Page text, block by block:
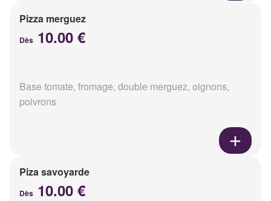
Pizza merguez
Dès 10.00 €
Base tomate, fromage, double merguez, oignons,
poivrons
Piza savoyarde
Dès 10.00 €